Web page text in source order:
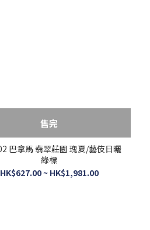
售完
巴拿馬 翡翠莊園 瑰夏/藝伎日曬
綠標
HK$627.00 ~ HK$1,981.00